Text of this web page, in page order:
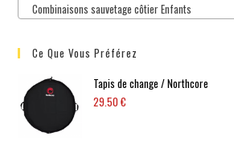
Combinaisons sauvetage côtier Enfants
Ce Que Vous Préférez
Tapis de change / Northcore
29.50€